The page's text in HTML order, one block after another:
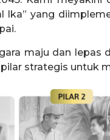
Ika” yang
maju dan lepas
strategis untuk